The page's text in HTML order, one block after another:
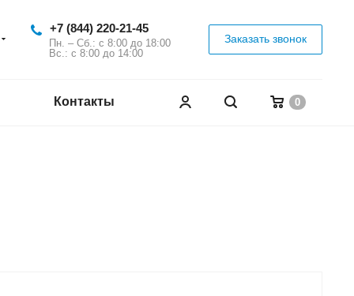
+7 (844) 220-21-45
Пн. – Сб.: с 8:00 до 18:00
Вс.: с 8:00 до 14:00
Заказать звонок
0
Контакты